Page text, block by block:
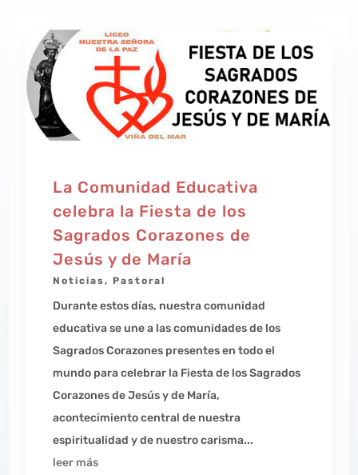
La Comunidad Educativa
celebra la Fiesta de los
Sagrados Corazones de
Jesús y de María
Noticias, Pastoral
Durante estos días, nuestra comunidad
educativa se une a las comunidades de los
Sagrados Corazones presentes en todo el
mundo para celebrar la Fiesta de los Sagrados
Corazones de Jesús y de María,
acontecimiento central de nuestra
espiritualidad y de nuestro carisma...
leer más